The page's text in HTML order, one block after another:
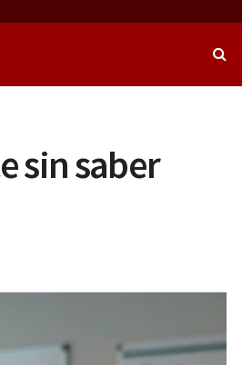
sin saber